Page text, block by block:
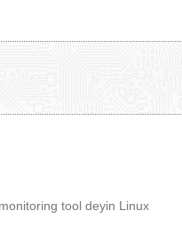
tool deyin Linux